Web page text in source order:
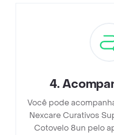
4.
Você pode
Nexcare Curativos
Cotovelo 8un pelo